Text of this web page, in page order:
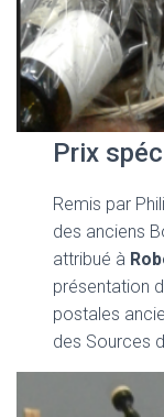
Prix
Remis par
des anciens
attribué à
présentation
postales
des Sources